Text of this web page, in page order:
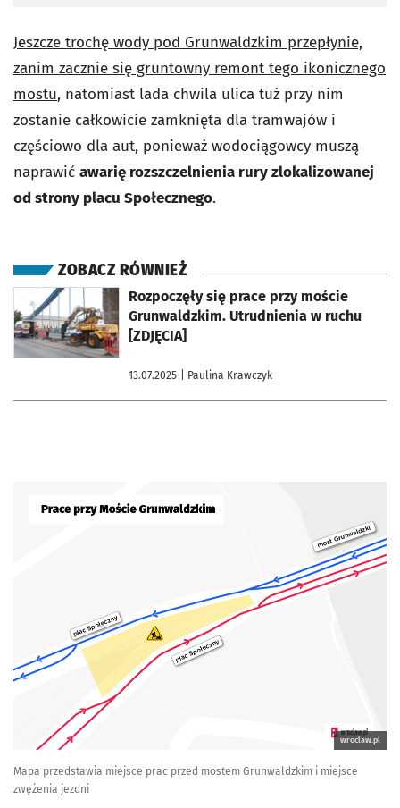
Jeszcze trochę wody pod Grunwaldzkim przepłynie,
zanim zacznie się gruntowny remont tego ikonicznego
mostu, natomiast lada chwila ulica tuż przy nim
zostanie całkowicie zamknięta dla tramwajów i
częściowo dla aut, ponieważ wodociągowcy muszą
naprawić awarię rozszczelnienia rury zlokalizowanej
od strony placu Społecznego.
ZOBACZ RÓWNIEŻ
Rozpoczęły się prace przy moście
Grunwaldzkim. Utrudnienia w ruchu
[ZDJĘCIA]
13.07.2025 | Paulina Krawczyk
otworzy się w nowej karcie
wroclaw.pl
Mapa przedstawia miejsce prac przed mostem Grunwaldzkim i miejsce
zwężenia jezdni